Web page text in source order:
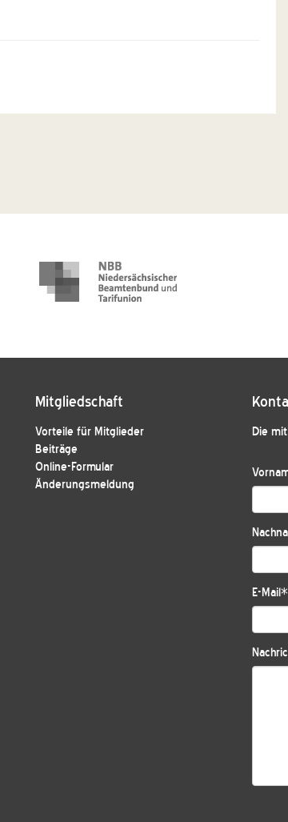
Mitgliedschaft
Vorteile für Mitglieder
Beiträge
Online-Formular
Änderungsmeldung
Die
E-Mail*